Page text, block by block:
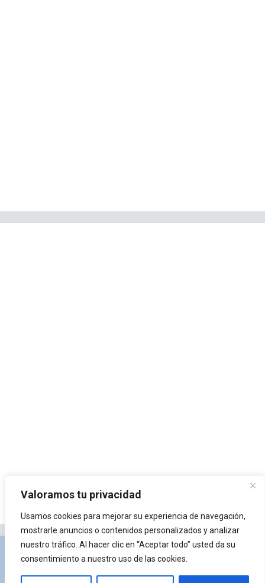
Valoramos tu privacidad
Usamos cookies para mejorar su experiencia de navegación,
mostrarle anuncios o contenidos personalizados y analizar
nuestro tráfico. Al hacer clic en “Aceptar todo” usted da su
consentimiento a nuestro uso de las cookies.
Privacidad y Política de Cookies Portal de
arquitectura Lista de Temas ¿Qué es Arkiplus?